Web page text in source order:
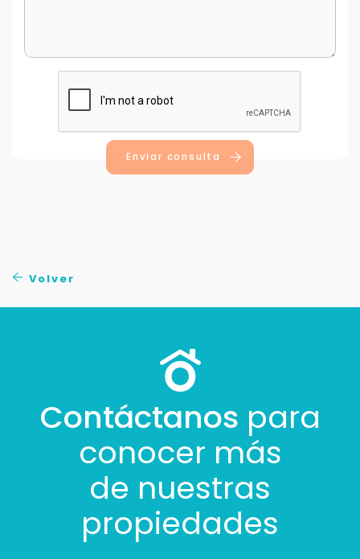
Enviar consulta
Volver
Contáctanos para
conocer más
de nuestras
propiedades